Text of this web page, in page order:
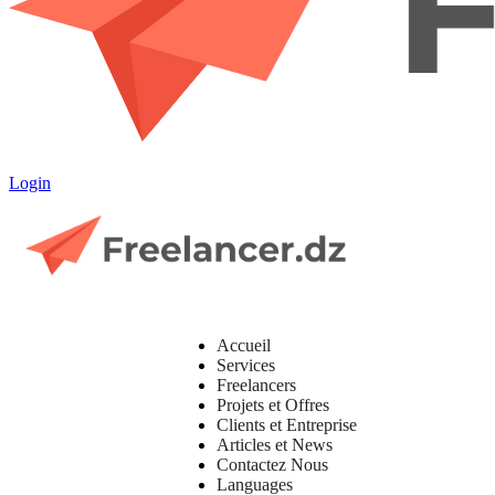
Login
Accueil
Services
Freelancers
Projets et Offres
Clients et Entreprise
Articles et News
Contactez Nous
Languages